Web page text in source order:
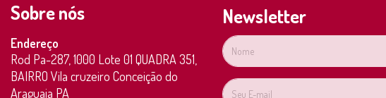
Sobre nós
Endereço
Rod Pa-287, 1000 Lote 01 QUADRA 351,
BAIRRO Vila cruzeiro Conceição do
Araguaia PA
Newsletter